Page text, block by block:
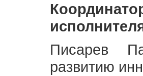
Писарев
развитию